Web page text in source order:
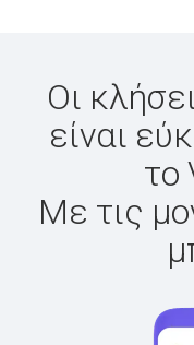
Οι
είναι
το
Με τις